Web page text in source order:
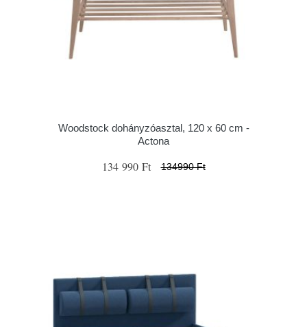
Woodstock dohányzóasztal, 120 x 60 cm -
Actona
134 990 Ft 134990 Ft